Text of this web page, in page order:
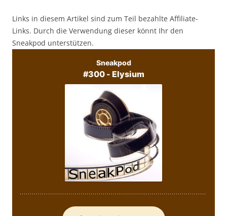
Links in diesem Artikel sind zum Teil bezahlte Affiliate-
Links. Durch die Verwendung dieser könnt Ihr den
Sneakpod unterstützen.